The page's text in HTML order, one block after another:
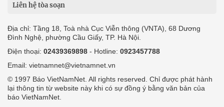
Liên hệ tòa soạn
Địa chỉ: Tầng 18, Toà nhà Cục Viễn thông (VNTA), 68 Dương
Đình Nghệ, phường Cầu Giấy, TP. Hà Nội.
Điện thoại: 02439369898 - Hotline: 0923457788
Email: vietnamnet@vietnamnet.vn
© 1997 Báo VietNamNet. All rights reserved. Chỉ được phát hành
lại thông tin từ website này khi có sự đồng ý bằng văn bản của
báo VietNamNet.